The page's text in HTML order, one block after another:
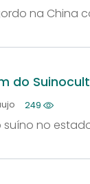
na China
do
249
no